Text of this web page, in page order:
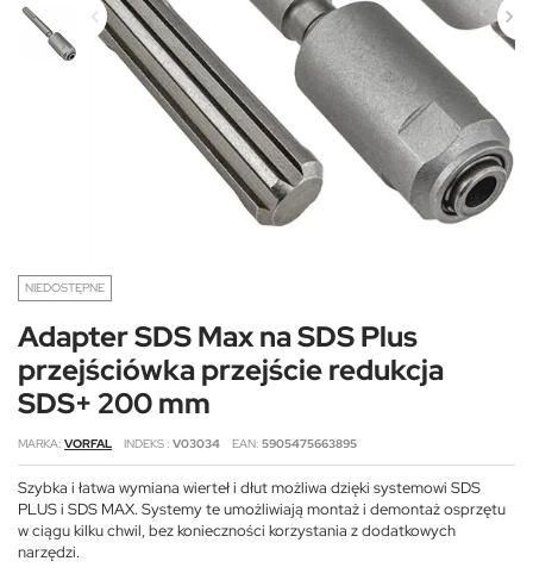
NIEDOSTĘPNE
Adapter SDS Max na SDS Plus
przejściówka przejście redukcja
SDS+ 200 mm
MARKA VORFAL INDEKS V03034 EAN 5905475663895
Szybka i łatwa wymiana wierteł i dłut możliwa dzięki systemowi SDS
PLUS i SDS MAX. Systemy te umożliwiają montaż i demontaż osprzętu
w ciągu kilku chwil, bez konieczności korzystania z dodatkowych
narzędzi.